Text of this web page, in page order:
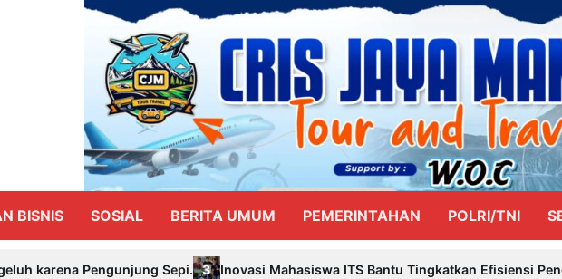
BISNIS SOSIAL BERITA UMUM PEMERINTAHAN POLRI/TNI
3 Inovasi Mahasiswa ITS Bantu Tingkatkan Efisiensi Pengolahan Bawang 4 Dana